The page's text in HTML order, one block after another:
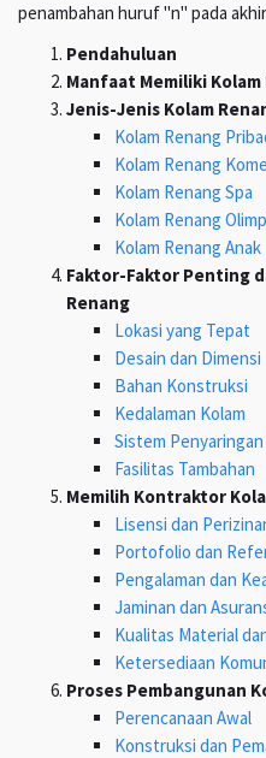
penambahan huruf "n" pada
Pendahuluan
Manfaat Memiliki Kolam
Jenis-Jenis Kolam
Kolam Renang
Kolam Renang
Kolam Renang Spa
Kolam Renang
Kolam Renang Anak
Faktor-Faktor Penting
Renang
Lokasi yang Tepat
Desain dan Dimensi
Bahan Konstruksi
Kedalaman Kolam
Sistem
Fasilitas Tambahan
Memilih Kontraktor
Lisensi dan
Portofolio dan
Pengalaman dan
Jaminan dan
Kualitas Material
Ketersediaan
Proses Pembangunan
Perencanaan Awal
Konstruksi dan